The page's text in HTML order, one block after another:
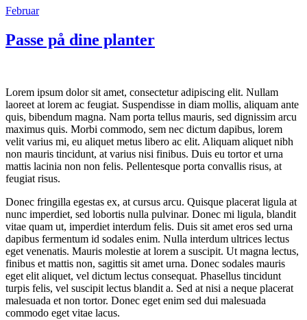
Februar
Passe på dine planter
Lorem ipsum dolor sit amet, consectetur adipiscing elit. Nullam
laoreet at lorem ac feugiat. Suspendisse in diam mollis, aliquam ante
quis, bibendum magna. Nam porta tellus mauris, sed dignissim arcu
maximus quis. Morbi commodo, sem nec dictum dapibus, lorem
velit varius mi, eu aliquet metus libero ac elit. Aliquam aliquet nibh
non mauris tincidunt, at varius nisi finibus. Duis eu tortor et urna
mattis lacinia non non felis. Pellentesque porta convallis risus, at
feugiat risus.
Donec fringilla egestas ex, at cursus arcu. Quisque placerat ligula at
nunc imperdiet, sed lobortis nulla pulvinar. Donec mi ligula, blandit
vitae quam ut, imperdiet interdum felis. Duis sit amet eros sed urna
dapibus fermentum id sodales enim. Nulla interdum ultrices lectus
eget venenatis. Mauris molestie at lorem a suscipit. Ut magna lectus,
finibus et mattis non, sagittis sit amet urna. Donec sodales mauris
eget elit aliquet, vel dictum lectus consequat. Phasellus tincidunt
turpis felis, vel suscipit lectus blandit a. Sed at nisi a neque placerat
malesuada et non tortor. Donec eget enim sed dui malesuada
commodo eget vitae lacus.